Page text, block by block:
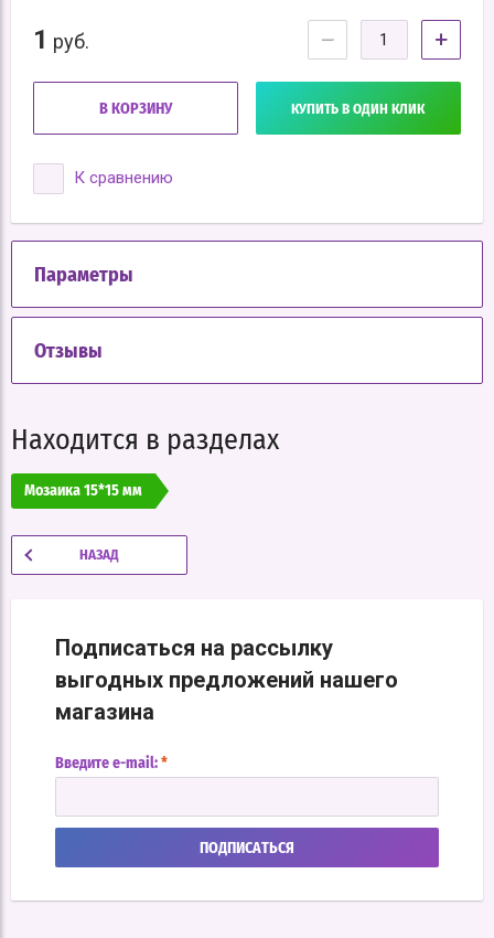
1 руб. − +
В КОРЗИНУ КУПИТЬ В ОДИН КЛИК
К сравнению
Параметры
Отзывы
Находится в разделах
Мозаика 15*15 мм
НАЗАД
Подписаться на рассылку
выгодных предложений нашего
магазина
Введите e-mail: *
ПОДПИСАТЬСЯ